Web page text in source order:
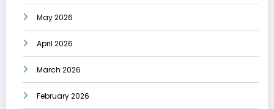
May 2026
April 2026
March 2026
February 2026